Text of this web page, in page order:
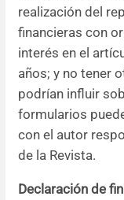
realización del
financieras con
interés en el
años; y no tener
podrían influir
formularios
con el autor
de la Revista.
Declaración de